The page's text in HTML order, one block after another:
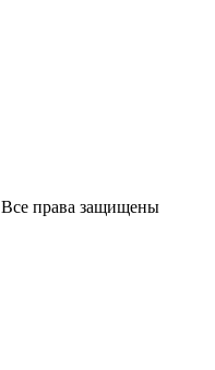
Все права защищены